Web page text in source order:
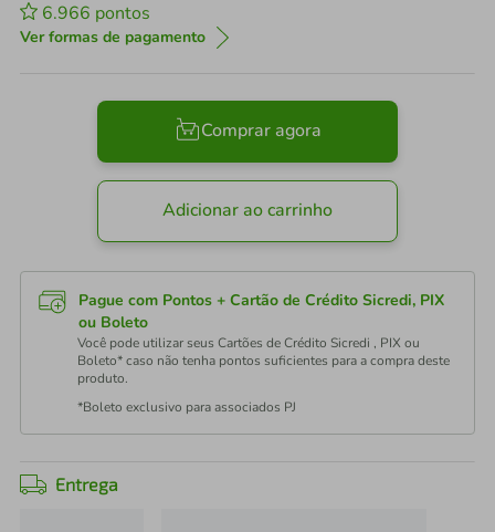
6.966 pontos
Ver formas de pagamento
Comprar agora
Adicionar ao carrinho
Pague com Pontos + Cartão de Crédito Sicredi, PIX
ou Boleto
Você pode utilizar seus Cartões de Crédito Sicredi , PIX ou
Boleto* caso não tenha pontos suficientes para a compra deste
produto.
*Boleto exclusivo para associados PJ
Entrega